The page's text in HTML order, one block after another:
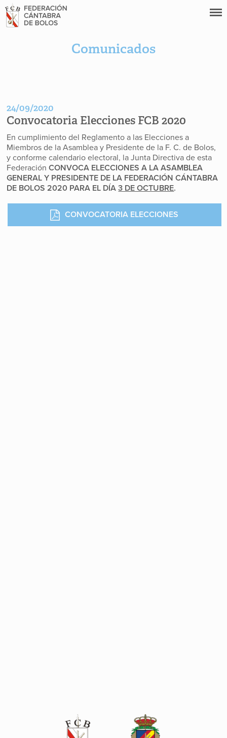
Comunicados
24/09/2020
Convocatoria Elecciones FCB 2020
En cumplimiento del Reglamento a las Elecciones a
Miembros de la Asamblea y Presidente de la F. C. de Bolos,
y conforme calendario electoral, la Junta Directiva de esta
FederaciónCONVOCA ELECCIONES A LA ASAMBLEA
GENERAL Y PRESIDENTE DE LA FEDERACIÓN CÁNTABRA
DE BOLOS 2020 PARA EL DÍA3 DE OCTUBRE.
CONVOCATORIA ELECCIONES